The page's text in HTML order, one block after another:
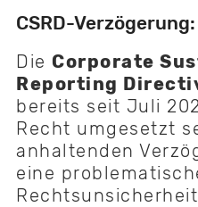
CSRD-
Die Corporate
Reporting
bereits seit Juli
Recht umgesetzt
anhaltenden
eine